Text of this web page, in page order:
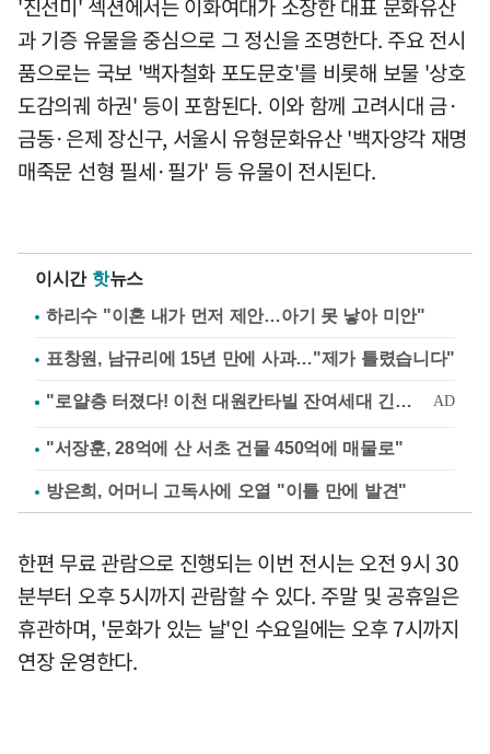
'진선미' 섹션에서는 이화여대가 소장한 대표 문화유산
과 기증 유물을 중심으로 그 정신을 조명한다. 주요 전시
품으로는 국보 '백자철화 포도문호'를 비롯해 보물 '상호
도감의궤 하권' 등이 포함된다. 이와 함께 고려시대 금·
금동·은제 장신구, 서울시 유형문화유산 '백자양각 재명
매죽문 선형 필세·필가' 등 유물이 전시된다.
이시간 핫뉴스
하리수 "이혼 내가 먼저 제안…아기 못 낳아 미안"
표창원, 남규리에 15년 만에 사과…"제가 틀렸습니다"
"서장훈, 28억에 산 서초 건물 450억에 매물로"
방은희, 어머니 고독사에 오열 "이틀 만에 발견"
한편 무료 관람으로 진행되는 이번 전시는 오전 9시 30
분부터 오후 5시까지 관람할 수 있다. 주말 및 공휴일은
휴관하며, '문화가 있는 날'인 수요일에는 오후 7시까지
연장 운영한다.